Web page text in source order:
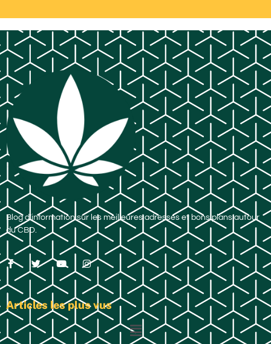
Blog d’information sur les meilleures adresses et bons plans autour
du CBD.
Articles les plus vus